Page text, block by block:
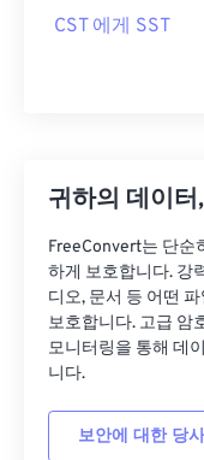
CST 에게 SST
귀하의 데이
FreeConvert는 단순
하게 보호합니다. 강
디오, 문서 등 어떤
보호합니다. 고급 암
모니터링을 통해 데
니다.
보안에 대한 당